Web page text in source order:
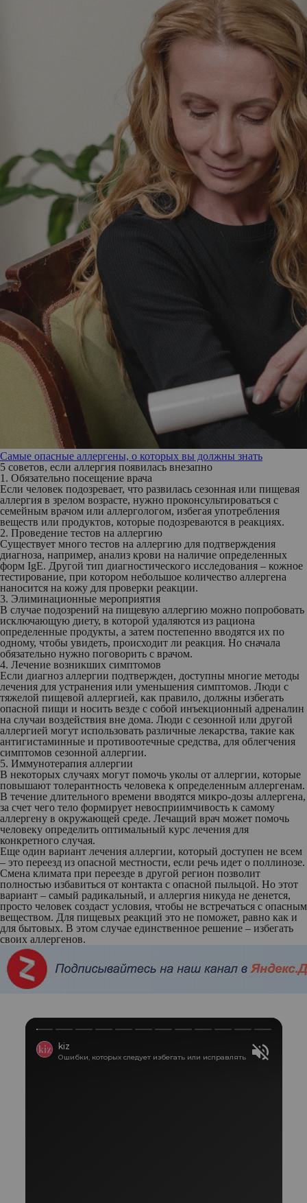
Самые опасные аллергены, о которых вы должны знать
5 советов, если аллергия появилась внезапно
1. Обязательно посещение врача
Если человек подозревает, что развилась сезонная или пищевая
аллергия в зрелом возрасте, нужно проконсультироваться с
семейным врачом или аллергологом, избегая употребления
веществ или продуктов, которые подозреваются в реакциях.
2. Проведение тестов на аллергию
Существует много тестов на аллергию для подтверждения
диагноза, например, анализ крови на наличие определенных
форм IgE. Другой тип диагностического исследования – кожное
тестирование, при котором небольшое количество аллергена
наносится на кожу для проверки реакции.
3. Элиминационные мероприятия
В случае подозрений на пищевую аллергию можно попробовать
исключающую диету, в которой удаляются из рациона
определенные продукты, а затем постепенно вводятся их по
одному, чтобы увидеть, происходит ли реакция. Но сначала
обязательно нужно поговорить с врачом.
4. Лечение возникших симптомов
Если диагноз аллергии подтвержден, доступны многие методы
лечения для устранения или уменьшения симптомов. Люди с
тяжелой пищевой аллергией, как правило, должны избегать
опасной пищи и носить везде с собой инъекционный адреналин
на случаи воздействия вне дома. Люди с сезонной или другой
аллергией могут использовать различные лекарства, такие как
антигистаминные и противоотечные средства, для облегчения
симптомов сезонной аллергии.
5. Иммунотерапия аллергии
В некоторых случаях могут помочь уколы от аллергии, которые
повышают толерантность человека к определенным аллергенам.
В течение длительного времени вводятся микро-дозы аллергена,
за счет чего тело формирует невосприимчивость к самому
аллергену в окружающей среде. Лечащий врач может помочь
человеку определить оптимальный курс лечения для
конкретного случая.
Еще один вариант лечения аллергии, который доступен не всем
– это переезд из опасной местности, если речь идет о поллинозе.
Смена климата при переезде в другой регион позволит
полностью избавиться от контакта с опасной пыльцой. Но этот
вариант – самый радикальный, и аллергия никуда не денется,
просто человек создаст условия, чтобы не встречаться с опасным
веществом. Для пищевых реакций это не поможет, равно как и
для бытовых. В этом случае единственное решение – избегать
своих аллергенов.